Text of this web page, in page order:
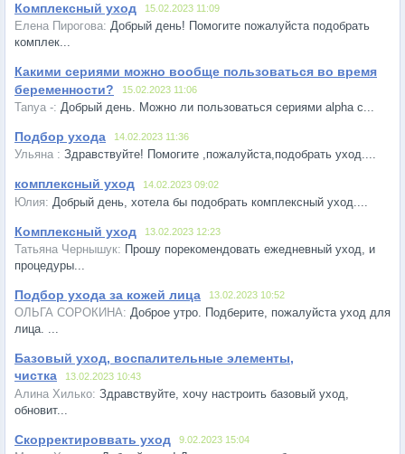
Комплексный уход 15.02.2023 11:09
Добрый день! Помогите пожалуйста подобрать
комплек...
Какими сериями можно вообще пользоваться во время
беременности?
15.02.2023 11:06
Добрый день. Можно ли пользоваться сериями alpha c...
Подбор ухода 14.02.2023 11:36
Здравствуйте! Помогите ,пожалуйста,подобрать уход....
комплексный уход 14.02.2023 09:02
Добрый день, хотела бы подобрать комплексный уход....
Комплексный уход 13.02.2023 12:23
Прошу порекомендовать ежедневный уход, и
процедуры...
Подбор ухода за кожей лица 13.02.2023 10:52
Доброе утро. Подберите, пожалуйста уход для
лица. ...
Базовый уход, воспалительные элементы,
чистка
13.02.2023 10:43
Здравствуйте, хочу настроить базовый уход,
обновит...
Скорректироввать уход 9.02.2023 15:04